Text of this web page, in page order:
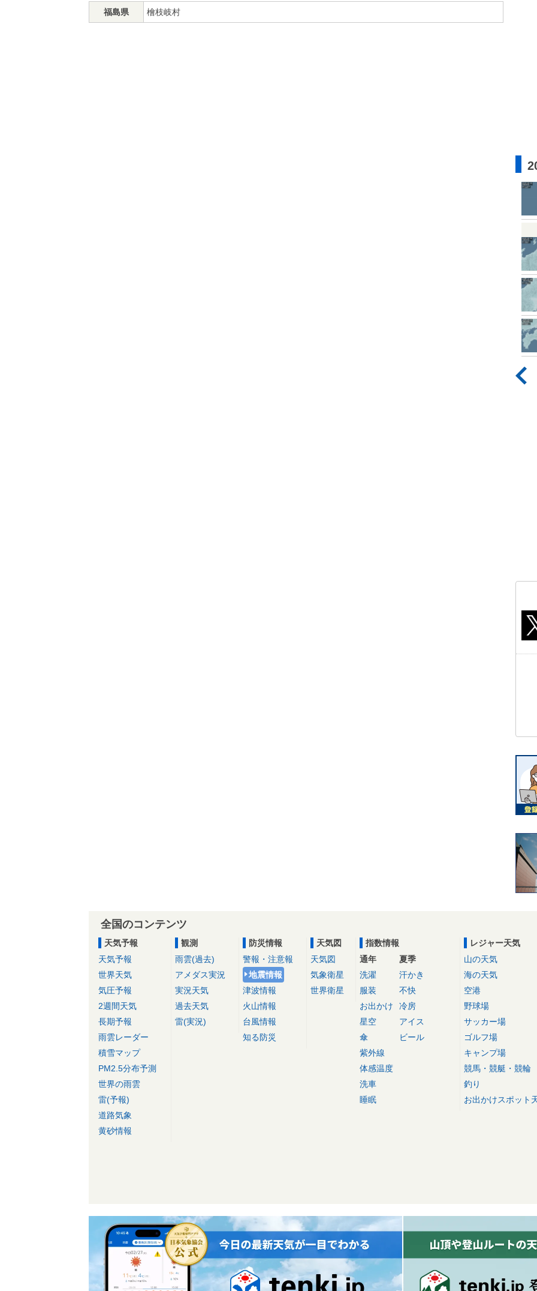
福島県 檜枝岐村
全国のコンテンツ
天気予報
天気予報
世界天気
気圧予報
2週間天気
長期予報
雨雲レーダー
積雪マップ
PM2.5分布予測
世界の雨雲
雷(予報)
道路気象
黄砂情報
観測
雨雲(過去)
アメダス実況
実況天気
過去天気
雷(実況)
防災情報
警報・注意報
地震情報
津波情報
火山情報
台風情報
知る防災
天気図
天気図
気象衛星
世界衛星
指数情報
通年
洗濯
服装
お出かけ
星空
傘
紫外線
体感温度
洗車
睡眠
夏季
汗かき
不快
冷房
アイス
ビール
レジャー天気
山の天気
海の天気
空港
野球場
サッカー場
ゴルフ場
キャンプ場
競馬・競艇・競輪
釣り
お出かけスポット